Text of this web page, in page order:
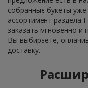
собранные букеты
ассортимент раздела
заказать мгновенно и
Вы выбираете,
доставку.